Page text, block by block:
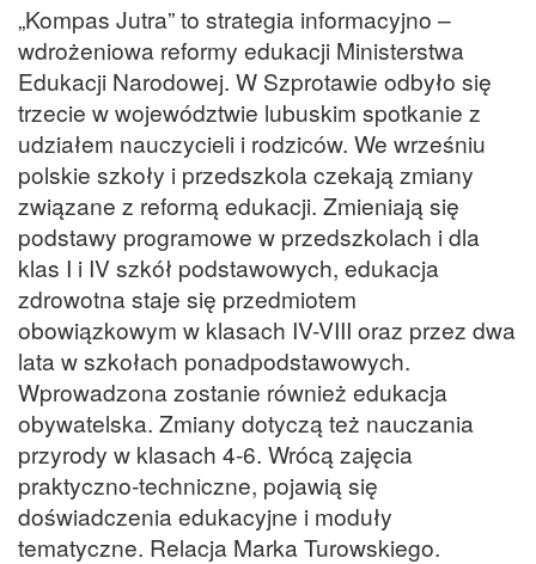
„Kompas Jutra” to strategia informacyjno –
wdrożeniowa reformy edukacji Ministerstwa
Edukacji Narodowej. W Szprotawie odbyło się
trzecie w województwie lubuskim spotkanie z
udziałem nauczycieli i rodziców. We wrześniu
polskie szkoły i przedszkola czekają zmiany
związane z reformą edukacji. Zmieniają się
podstawy programowe w przedszkolach i dla
klas I i IV szkół podstawowych, edukacja
zdrowotna staje się przedmiotem
obowiązkowym w klasach IV-VIII oraz przez dwa
lata w szkołach ponadpodstawowych.
Wprowadzona zostanie również edukacja
obywatelska. Zmiany dotyczą też nauczania
przyrody w klasach 4-6. Wrócą zajęcia
praktyczno-techniczne, pojawią się
doświadczenia edukacyjne i moduły
tematyczne. Relacja Marka Turowskiego.